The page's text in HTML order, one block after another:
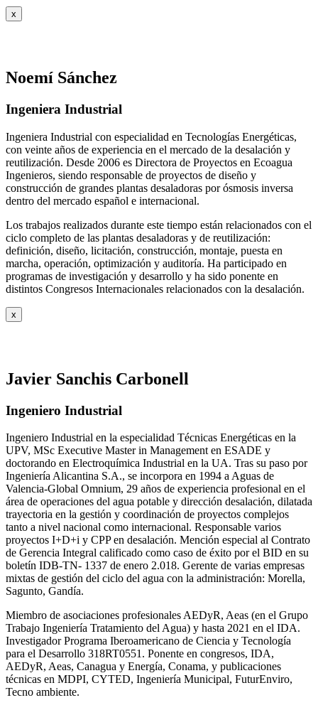
x
Noemí Sánchez
Ingeniera Industrial
Ingeniera Industrial con especialidad en Tecnologías Energéticas,
con veinte años de experiencia en el mercado de la desalación y
reutilización. Desde 2006 es Directora de Proyectos en Ecoagua
Ingenieros, siendo responsable de proyectos de diseño y
construcción de grandes plantas desaladoras por ósmosis inversa
dentro del mercado español e internacional.
Los trabajos realizados durante este tiempo están relacionados con el
ciclo completo de las plantas desaladoras y de reutilización:
definición, diseño, licitación, construcción, montaje, puesta en
marcha, operación, optimización y auditoría. Ha participado en
programas de investigación y desarrollo y ha sido ponente en
distintos Congresos Internacionales relacionados con la desalación.
x
Javier Sanchis Carbonell
Ingeniero Industrial
Ingeniero Industrial en la especialidad Técnicas Energéticas en la
UPV, MSc Executive Master in Management en ESADE y
doctorando en Electroquímica Industrial en la UA. Tras su paso por
Ingeniería Alicantina S.A., se incorpora en 1994 a Aguas de
Valencia-Global Omnium, 29 años de experiencia profesional en el
área de operaciones del agua potable y dirección desalación, dilatada
trayectoria en la gestión y coordinación de proyectos complejos
tanto a nivel nacional como internacional. Responsable varios
proyectos I+D+i y CPP en desalación. Mención especial al Contrato
de Gerencia Integral calificado como caso de éxito por el BID en su
boletín IDB-TN- 1337 de enero 2.018. Gerente de varias empresas
mixtas de gestión del ciclo del agua con la administración: Morella,
Sagunto, Gandía.
Miembro de asociaciones profesionales AEDyR, Aeas (en el Grupo
Trabajo Ingeniería Tratamiento del Agua) y hasta 2021 en el IDA.
Investigador Programa Iberoamericano de Ciencia y Tecnología
para el Desarrollo 318RT0551. Ponente en congresos, IDA,
AEDyR, Aeas, Canagua y Energía, Conama, y publicaciones
técnicas en MDPI, CYTED, Ingeniería Municipal, FuturEnviro,
Tecno ambiente.